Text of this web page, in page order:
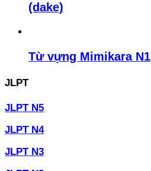
(dake)
Từ vựng Mimikara N1
JLPT
JLPT N5
JLPT N4
JLPT N3